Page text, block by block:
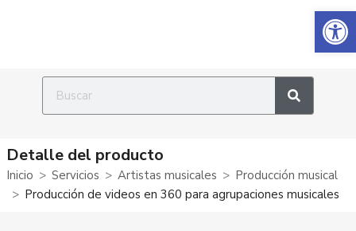
Abrir
Detalle del producto
Inicio Servicios Artistas musicales
Producción musical
Producción de videos en 360 para agrupaciones musicales